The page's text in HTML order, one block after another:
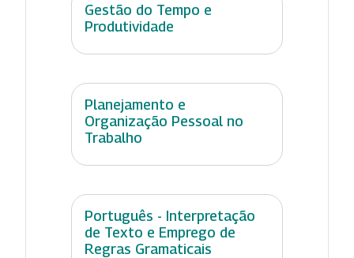
Gestão do Tempo e
Produtividade
Planejamento e
Organização Pessoal no
Trabalho
Português - Interpretação
de Texto e Emprego de
Regras Gramaticais